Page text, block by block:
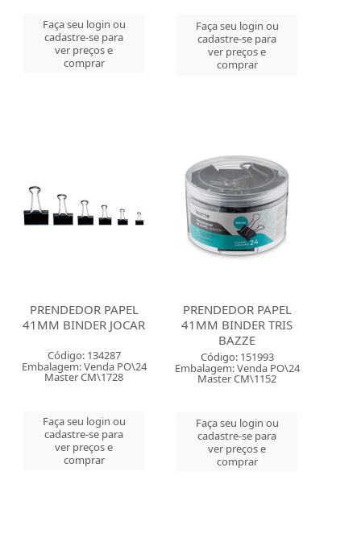
Faça seu login ou
cadastre-se para
ver preços e
comprar
Faça seu login ou
cadastre-se para
ver preços e
comprar
PRENDEDOR PAPEL
41MM BINDER JOCAR
Código: 134287
Embalagem: Venda PO\24
Master CM\1728
Faça seu login ou
cadastre-se para
ver preços e
comprar
PRENDEDOR PAPEL
41MM BINDER TRIS
BAZZE
Código: 151993
Embalagem: Venda PO\24
Master CM\1152
Faça seu login ou
cadastre-se para
ver preços e
comprar